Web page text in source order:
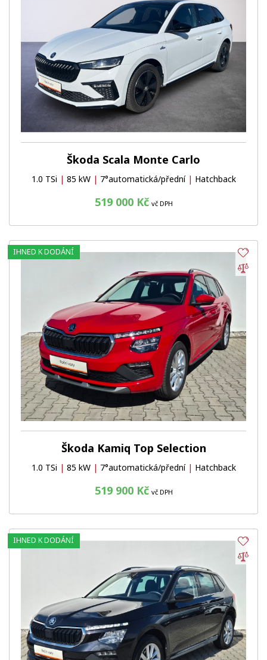
Škoda Scala Monte Carlo
1.0 TSi | 85 kW | 7°automatická/přední | Hatchback
519 000 Kč vč DPH
Škoda Kamiq Top Selection
1.0 TSi | 85 kW | 7°automatická/přední | Hatchback
519 900 Kč vč DPH
IHNED K DODÁNÍ
IHNED K DODÁNÍ